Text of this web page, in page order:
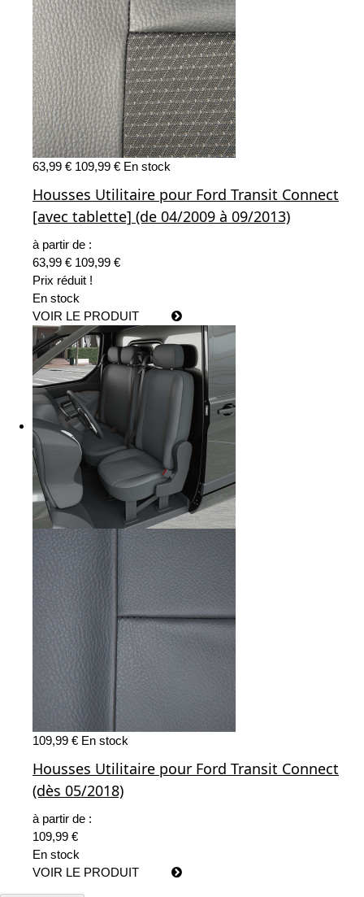
63,99 € 109,99 € En stock
Housses Utilitaire pour Ford Transit Connect
[avec tablette] (de 04/2009 à 09/2013)
à partir de :
63,99 € 109,99 €
Prix réduit !
En stock
VOIR LE PRODUIT
109,99 € En stock
Housses Utilitaire pour Ford Transit Connect
(dès 05/2018)
à partir de :
109,99 €
En stock
VOIR LE PRODUIT